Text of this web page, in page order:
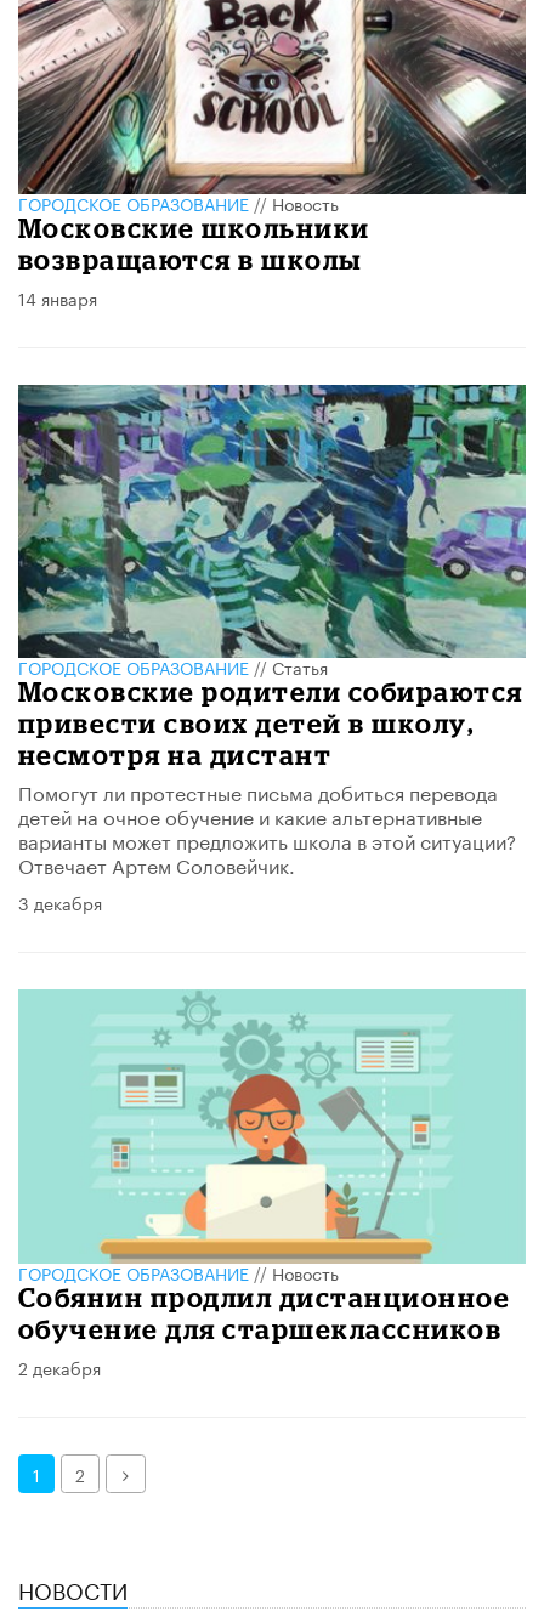
ГОРОДСКОЕ ОБРАЗОВАНИЕ//Новость
Московские школьники
возвращаются в школы
14 января
ГОРОДСКОЕ ОБРАЗОВАНИЕ//Статья
Московские родители собираются
привести своих детей в школу,
несмотря на дистант
Помогут ли протестные письма добиться перевода
детей на очное обучение и какие альтернативные
варианты может предложить школа в этой ситуации?
Отвечает Артем Соловейчик.
3 декабря
ГОРОДСКОЕ ОБРАЗОВАНИЕ//Новость
Собянин продлил дистанционное
обучение для старшеклассников
2 декабря
1 2 Далее
НОВОСТИ